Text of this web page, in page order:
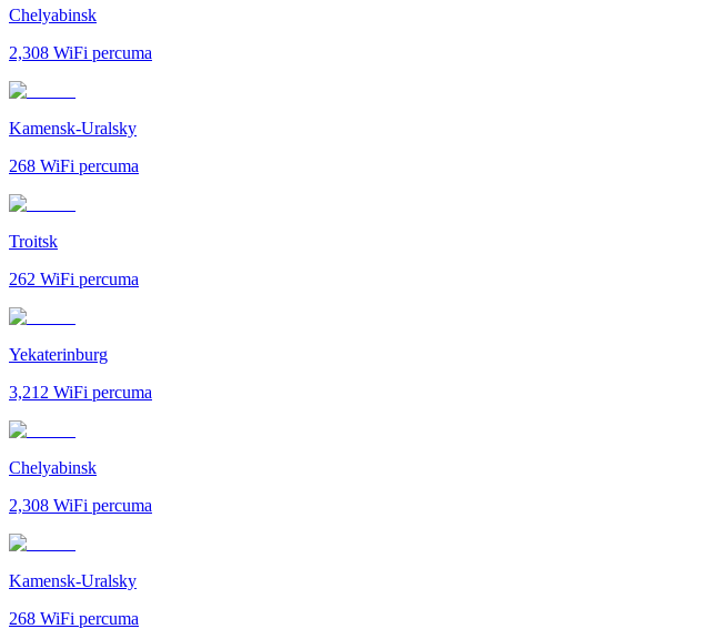
Chelyabinsk
2,308 WiFi percuma
Kamensk-Uralsky
268 WiFi percuma
Troitsk
262 WiFi percuma
Yekaterinburg
3,212 WiFi percuma
Chelyabinsk
2,308 WiFi percuma
Kamensk-Uralsky
268 WiFi percuma